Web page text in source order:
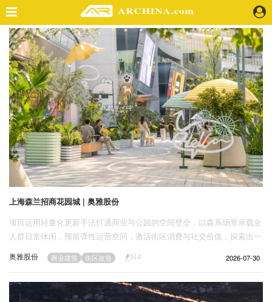
精选案例
建 筑
景 观
室 内
视 频
头条资讯
业 界
机 构
人 物
地 产
快速搜索
上海森兰招商花园城 | 奥雅股份
项目运用轻量化更新手法打通商业与公园的空间壁垒，以森系场景承载全
人群日常休闲，预留弹性运营空间，激活街区消费与社交价值，探索出一
奥雅股份 商业建筑 街区改造 914 2026-07-30